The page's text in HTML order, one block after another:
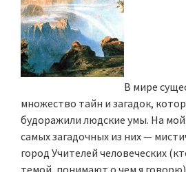
В мире
множество тайн и загадок,
будоражили людские умы. На мой
самых загадочных из них —
город Учителей человеческих
темой, понимают о чем я